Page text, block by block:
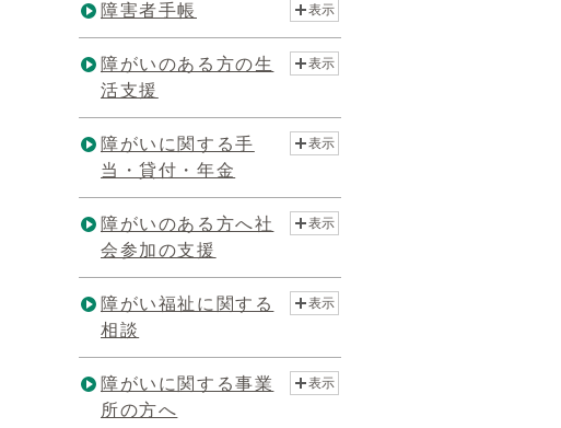
障害者手帳 表示
障がいのある方の生
活支援
表示
障がいに関する手
当・貸付・年金
表示
障がいのある方へ社
会参加の支援
表示
障がい福祉に関する
相談
表示
障がいに関する事業
所の方へ
表示